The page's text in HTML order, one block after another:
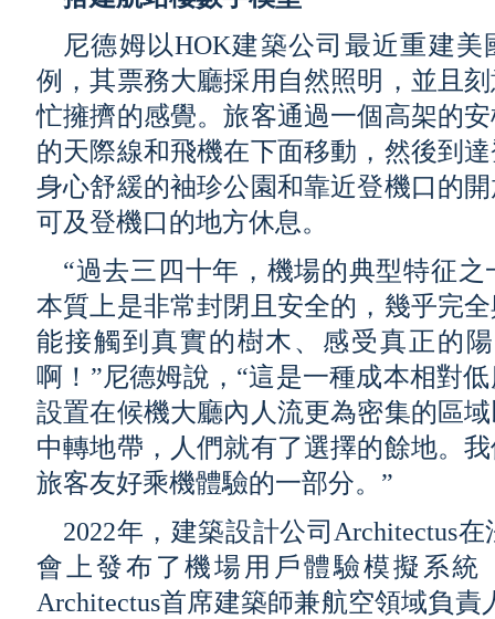
尼德姆以HOK建築公司最近重建
例，其票務大廳採用自然照明，並且
忙擁擠的感覺。旅客通過一個高架的
的天際線和飛機在下面移動，然後到
身心舒緩的袖珍公園和靠近登機口的
可及登機口的地方休息。
“過去三四十年，機場的典型特
本質上是非常封閉且安全的，幾乎完
能接觸到真實的樹木、感受真正的
啊！”尼德姆說，“這是一種成本相對
設置在候機大廳內人流更為密集的區
中轉地帶，人們就有了選擇的餘地。
旅客友好乘機體驗的一部分。”
2022年，建築設計公司Architectus
會上發布了機場用戶體驗模擬系統
Architectus首席建築師兼航空領域負